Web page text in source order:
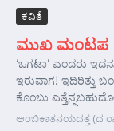
ಕವಿತೆ
ಮುಖ ಮಂಟಪ
‘ಒಗಟಾ’ ಎಂದರು
ಇರುವಾಗ! ಇದಿರಿತ್ತು
ಕೊಂಬು
ಅಂಬಿಕಾತನಯದತ್ತ (ದ ರಾ